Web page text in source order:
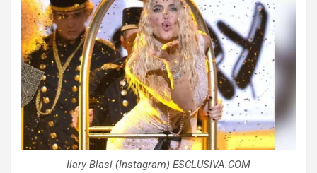
Ilary Blasi (Instagram) ESCLUSIVA.COM